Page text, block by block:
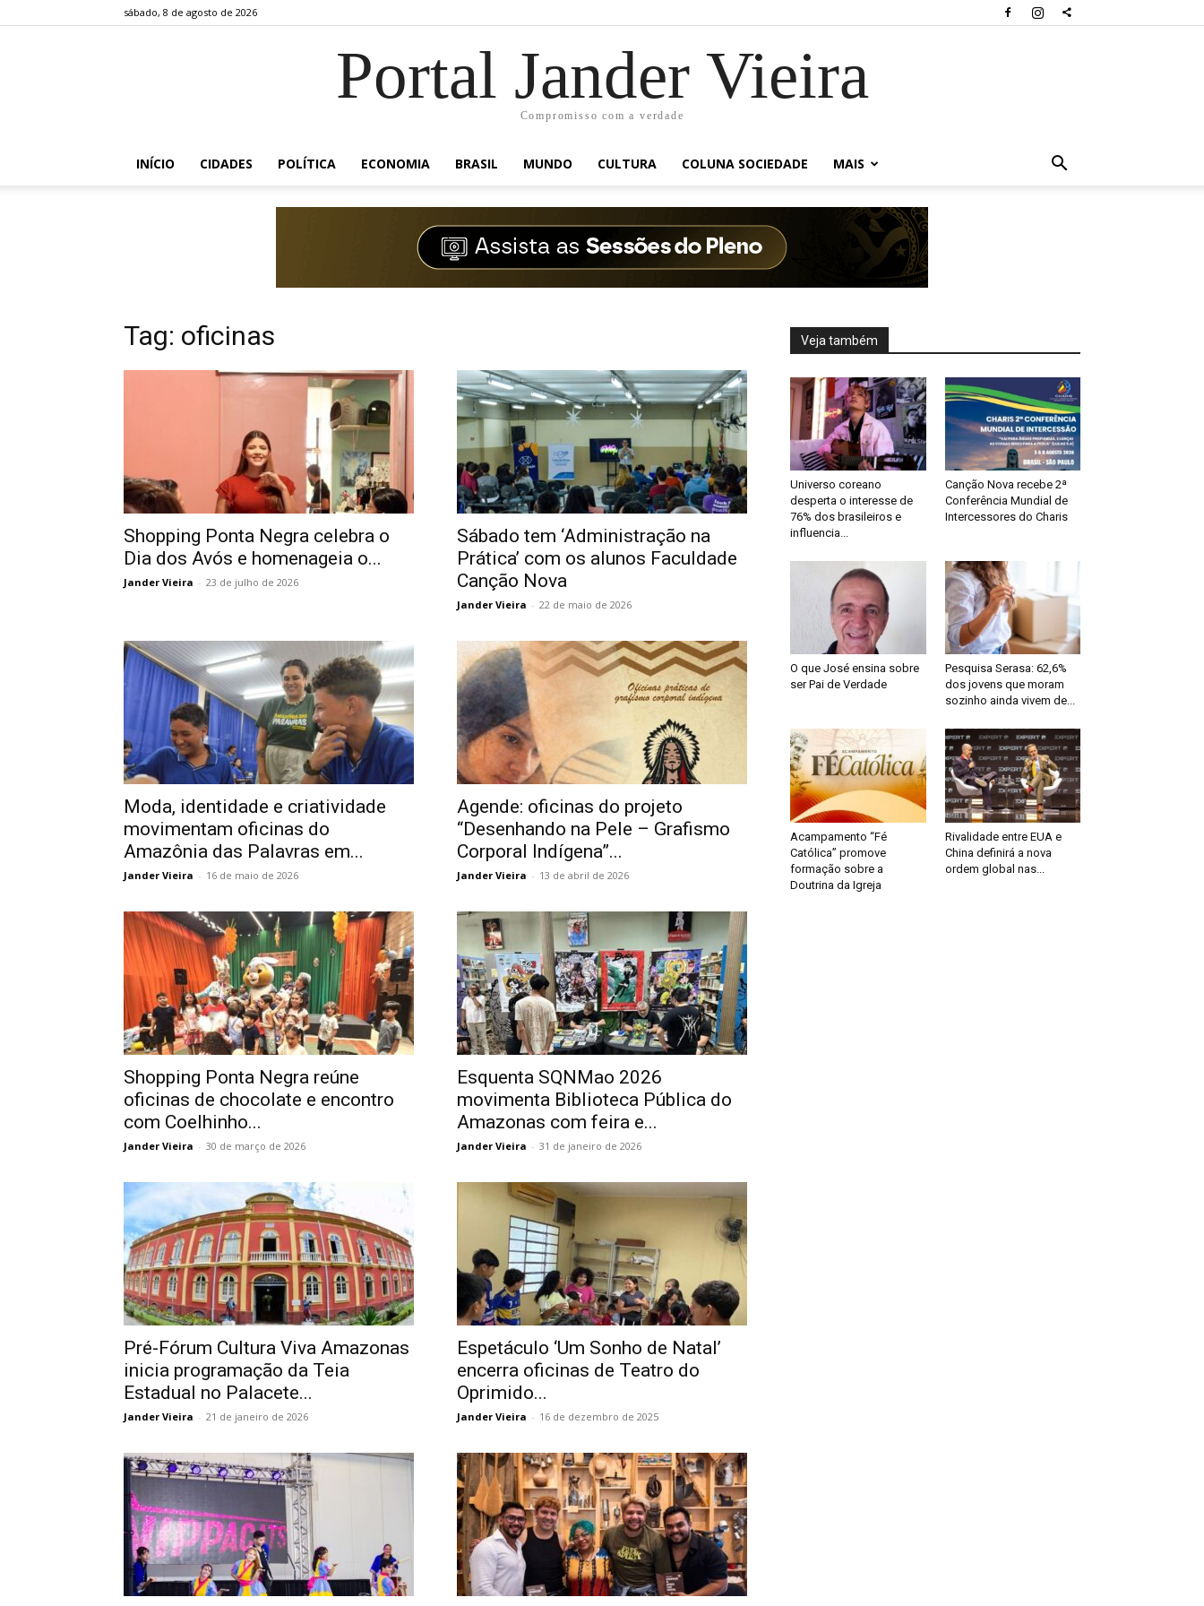
sábado, 8 de agosto de 2026
Portal Jander Vieira
Compromisso com a verdade
INÍCIO CIDADES POLÍTICA ECONOMIA BRASIL MUNDO CULTURA COLUNA SOCIEDADE MAIS
Tag: oficinas
Shopping Ponta Negra celebra o
Dia dos Avós e homenageia o...
Jander Vieira - 23 de julho de 2026
Sábado tem ‘Administração na
Prática’ com os alunos Faculdade
Canção Nova
Jander Vieira - 22 de maio de 2026
Moda, identidade e criatividade
movimentam oficinas do
Amazônia das Palavras em...
Jander Vieira - 16 de maio de 2026
Agende: oficinas do projeto
“Desenhando na Pele – Grafismo
Corporal Indígena”...
Jander Vieira - 13 de abril de 2026
Shopping Ponta Negra reúne
oficinas de chocolate e encontro
com Coelhinho...
Jander Vieira - 30 de março de 2026
Esquenta SQNMao 2026
movimenta Biblioteca Pública do
Amazonas com feira e...
Jander Vieira - 31 de janeiro de 2026
Pré-Fórum Cultura Viva Amazonas
inicia programação da Teia
Estadual no Palacete...
Jander Vieira - 21 de janeiro de 2026
Espetáculo ‘Um Sonho de Natal’
encerra oficinas de Teatro do
Oprimido...
Jander Vieira - 16 de dezembro de 2025
Veja também
Universo coreano
desperta o interesse de
76% dos brasileiros e
influencia...
Canção Nova recebe 2ª
Conferência Mundial de
Intercessores do Charis
O que José ensina sobre
ser Pai de Verdade
Pesquisa Serasa: 62,6%
dos jovens que moram
sozinho ainda vivem de...
Acampamento “Fé
Católica” promove
formação sobre a
Doutrina da Igreja
Rivalidade entre EUA e
China definirá a nova
ordem global nas...